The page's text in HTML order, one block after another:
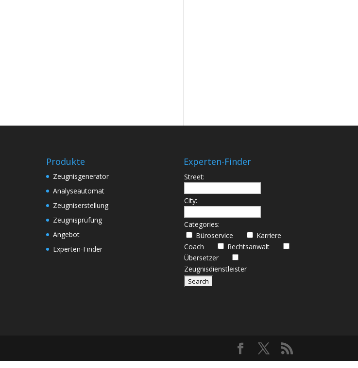
Produkte
Zeugnisgenerator
Analyseautomat
Zeugniserstellung
Zeugnisprüfung
Angebot
Experten-Finder
Experten-Finder
Street:
City:
Categories:
Büroservice
Karriere
Coach
Rechtsanwalt
Übersetzer
Zeugnisdienstleister